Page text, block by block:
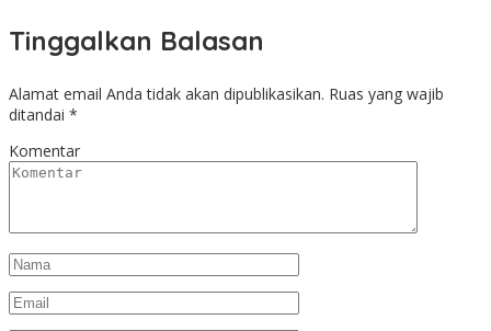
Tinggalkan Balasan
Alamat email Anda tidak akan dipublikasikan. Ruas yang wajib
ditandai *
Komentar